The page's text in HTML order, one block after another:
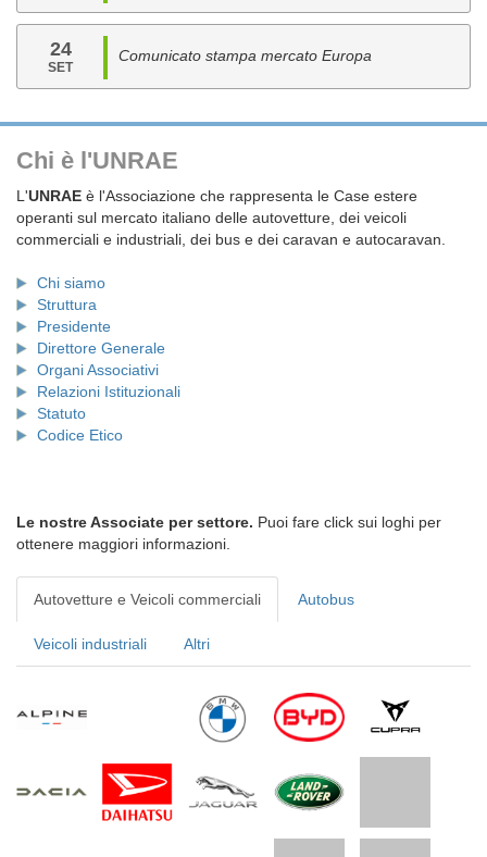
24
SET
Comunicato stampa mercato Europa
Chi è l'UNRAE
L'UNRAE è l'Associazione che rappresenta le Case estere
operanti sul mercato italiano delle autovetture, dei veicoli
commerciali e industriali, dei bus e dei caravan e autocaravan.
Chi siamo
Struttura
Presidente
Direttore Generale
Organi Associativi
Relazioni Istituzionali
Statuto
Codice Etico
Le nostre Associate per settore. Puoi fare click sui loghi per
ottenere maggiori informazioni.
Autovetture e Veicoli commerciali Autobus
Veicoli industriali Altri